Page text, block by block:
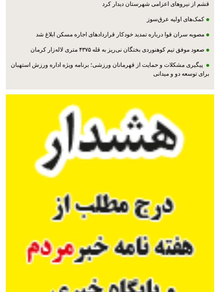
قشم از نیروهای اعزامی شهرستان دیدار کرد
کمک‌های اولیه عرق‌سوز
مصوبه سران قوا درباره تمدید خودکار قراردادهای اجاره مسکن ابلاغ شد
صعود موفق تیم کوهنوردی بختگان نی‌ریز به قله ۴۳۷۵ متری لاله‌زار کرمان
پیگیری مشکلات و حمایت از قهرمانان ورزشی؛ برنامه ویژه اداره ورزش استهبان
برای توسعه دو و میدانی